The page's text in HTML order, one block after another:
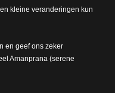
kleine veranderingen kun
en geef ons zeker
Amanprana (serene